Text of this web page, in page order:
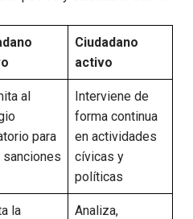
Ciudadano
activo
al
para
sanciones
Interviene de
forma continua
en actividades
cívicas y
políticas
la
Analiza,